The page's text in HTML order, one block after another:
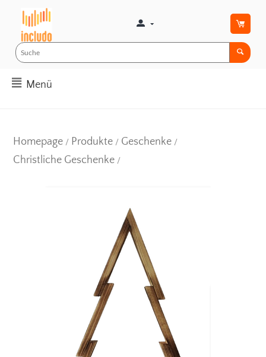
Menü
Homepage / Produkte / Geschenke /
Christliche Geschenke /